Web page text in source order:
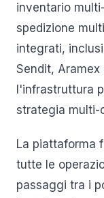
inventario
spedizione
integrati,
Sendit, Aramex
l'infrastruttura
strategia multi-
La piattaforma
tutte le
passaggi tra i